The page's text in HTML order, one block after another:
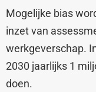
Mogelijke bias
inzet van
werkgeverschap.
2030 jaarlijks 1
doen.